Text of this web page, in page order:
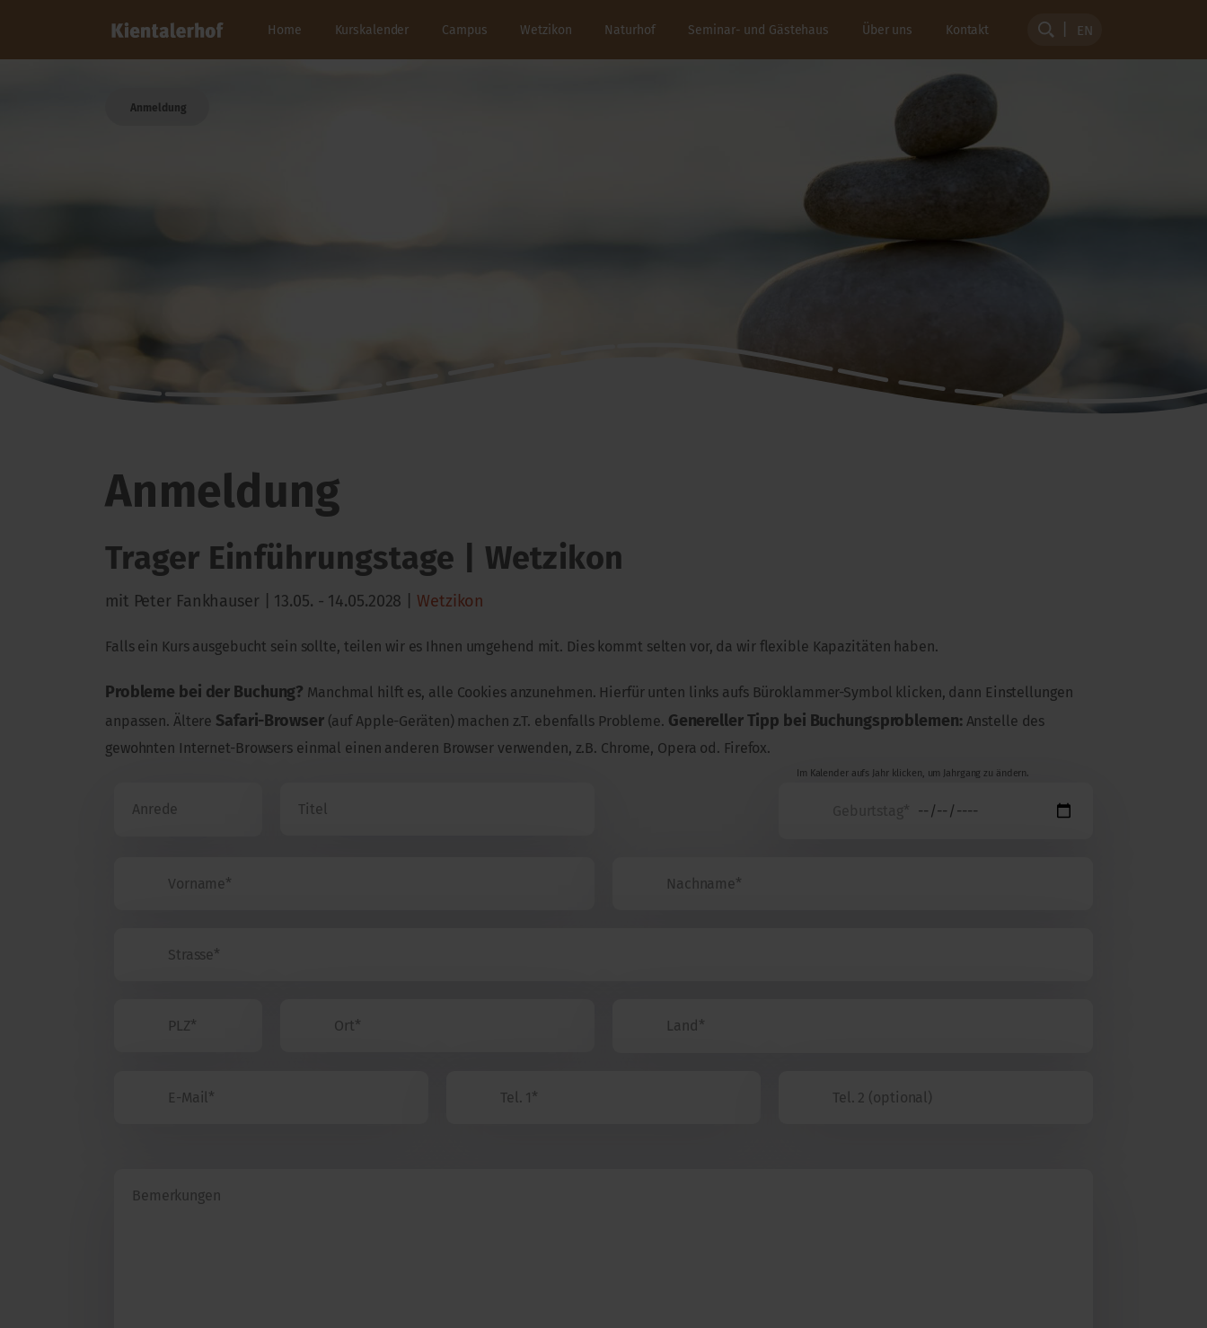
Home Kurskalender Campus Wetzikon Naturhof Seminar- und Gästehaus Über uns Kontakt EN
Anmeldung
Anmeldung
Trager Einführungstage | Wetzikon
mit Peter Fankhauser | 13.05. - 14.05.2028 | Wetzikon
Falls ein Kurs ausgebucht sein sollte, teilen wir es Ihnen umgehend mit. Dies kommt selten vor, da wir flexible Kapazitäten haben.
Probleme bei der Buchung? Manchmal hilft es, alle Cookies anzunehmen. Hierfür unten links aufs Büroklammer-Symbol klicken, dann Einstellungen
anpassen. Ältere Safari-Browser (auf Apple-Geräten) machen z.T. ebenfalls Probleme. Genereller Tipp bei Buchungsproblemen: Anstelle des
gewohnten Internet-Browsers einmal einen anderen Browser verwenden, z.B. Chrome, Opera od. Firefox.
Im Kalender aufs Jahr klicken, um Jahrgang zu ändern.